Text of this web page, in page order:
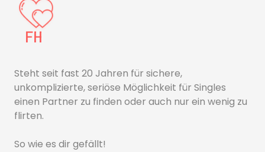
Steht seit fast 20 Jahren für sichere,
unkomplizierte, seriöse Möglichkeit für Singles
einen Partner zu finden oder auch nur ein wenig zu
flirten.
So wie es dir gefällt!